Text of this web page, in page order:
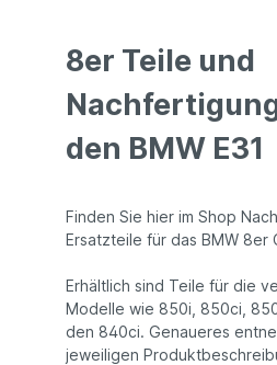
8er Teile und
den BMW E31
Finden Sie hier im Shop
Ersatzteile für das BMW 8er
Erhältlich sind Teile für die
Modelle wie 850i, 850ci,
den 840ci. Genaueres
jeweiligen